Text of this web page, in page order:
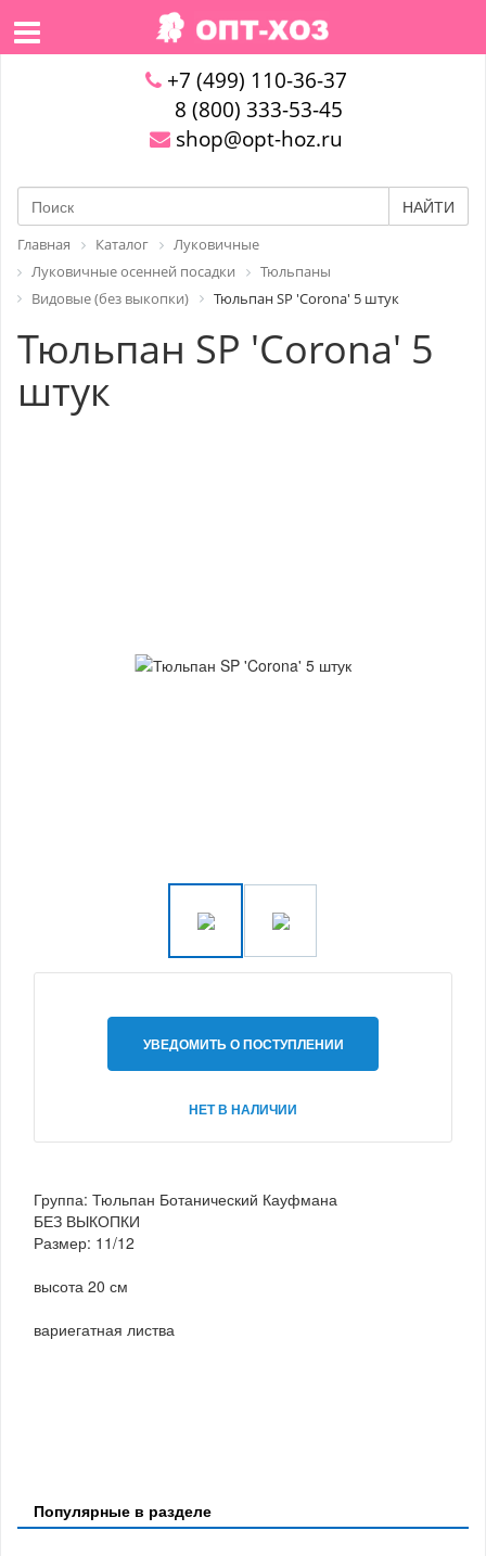
+7 (499) 110-36-37
8 (800) 333-53-45
shop@opt-hoz.ru
НАЙТИ
Главная Каталог
Луковичные
Луковичные осенней посадки
Тюльпаны
Видовые (без выкопки)
Тюльпан SP 'Corona' 5 штук
Тюльпан SP 'Corona' 5
штук
УВЕДОМИТЬ О ПОСТУПЛЕНИИ
НЕТ В НАЛИЧИИ
Группа: Тюльпан Ботанический Кауфмана
БЕЗ ВЫКОПКИ
Размер: 11/12
высота 20 см
вариегатная листва
Популярные в разделе